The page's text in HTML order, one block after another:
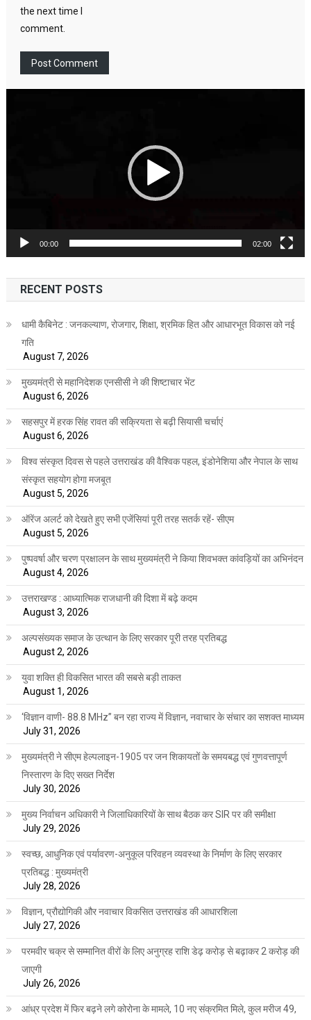
the next time I
comment.
00:00 02:00
RECENT POSTS
धामी कैबिनेट : जनकल्याण, रोजगार, शिक्षा, श्रमिक हित और आधारभूत विकास को नई
गति
August 7, 2026
मुख्यमंत्री से महानिदेशक एनसीसी ने की शिष्टाचार भेंट
August 6, 2026
सहसपुर में हरक सिंह रावत की सक्रियता से बढ़ी सियासी चर्चाएं
August 6, 2026
विश्व संस्कृत दिवस से पहले उत्तराखंड की वैश्विक पहल, इंडोनेशिया और नेपाल के साथ
संस्कृत सहयोग होगा मजबूत
August 5, 2026
ऑरेंज अलर्ट को देखते हुए सभी एजेंसियां पूरी तरह सतर्क रहें- सीएम
August 5, 2026
पुष्पवर्षा और चरण प्रक्षालन के साथ मुख्यमंत्री ने किया शिवभक्त कांवड़ियों का अभिनंदन
August 4, 2026
उत्तराखण्ड : आध्यात्मिक राजधानी की दिशा में बढ़े कदम
August 3, 2026
अल्पसंख्यक समाज के उत्थान के लिए सरकार पूरी तरह प्रतिबद्ध
August 2, 2026
युवा शक्ति ही विकसित भारत की सबसे बड़ी ताकत
August 1, 2026
‘विज्ञान वाणी- 88.8 MHz” बन रहा राज्य में विज्ञान, नवाचार के संचार का सशक्त माध्यम
July 31, 2026
मुख्यमंत्री ने सीएम हेल्पलाइन-1905 पर जन शिकायतों के समयबद्ध एवं गुणवत्तापूर्ण
निस्तारण के दिए सख्त निर्देश
July 30, 2026
मुख्य निर्वाचन अधिकारी ने जिलाधिकारियों के साथ बैठक कर SIR पर की समीक्षा
July 29, 2026
स्वच्छ, आधुनिक एवं पर्यावरण-अनुकूल परिवहन व्यवस्था के निर्माण के लिए सरकार
प्रतिबद्ध : मुख्यमंत्री
July 28, 2026
विज्ञान, प्रौद्योगिकी और नवाचार विकसित उत्तराखंड की आधारशिला
July 27, 2026
परमवीर चक्र से सम्मानित वीरों के लिए अनुग्रह राशि डेढ़ करोड़ से बढ़ाकर 2 करोड़ की
जाएगी
July 26, 2026
आंध्र प्रदेश में फिर बढ़ने लगे कोरोना के मामले, 10 नए संक्रमित मिले, कुल मरीज 49,